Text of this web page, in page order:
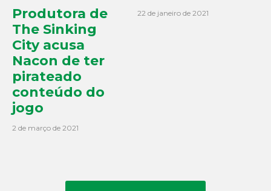
Produtora de
The Sinking
City acusa
Nacon de ter
pirateado
conteúdo do
jogo
2 de março de 2021
22 de janeiro de 2021